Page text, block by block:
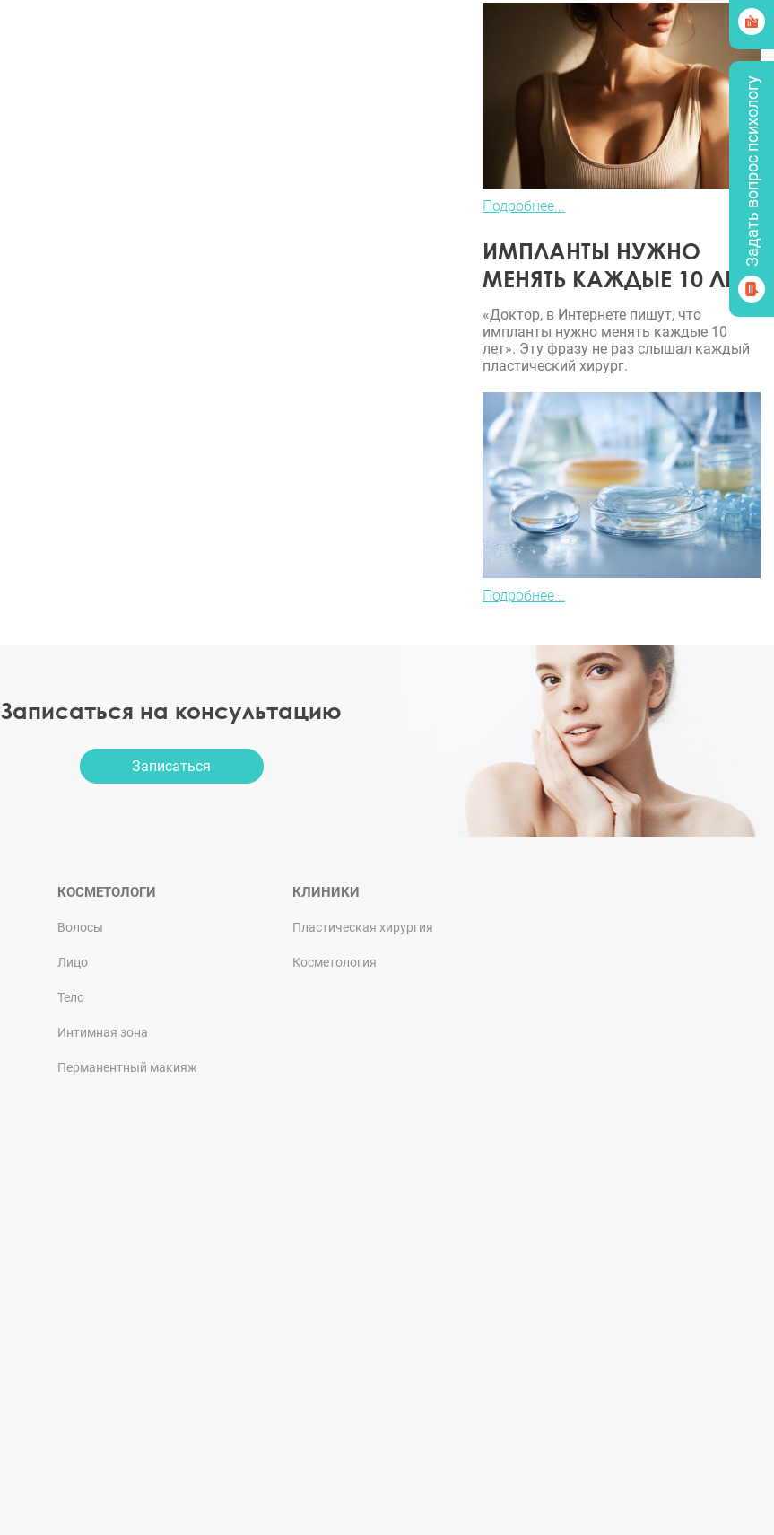
Подробнее...
ИМПЛАНТЫ НУЖНО
МЕНЯТЬ КАЖДЫЕ 10 ЛЕТ?
«Доктор, в Интернете пишут, что
импланты нужно менять каждые 10
лет». Эту фразу не раз слышал каждый
пластический хирург.
Подробнее...
Записаться на консультацию
Записаться
КОСМЕТОЛОГИ
Волосы
Лицо
Тело
Интимная зона
Перманентный макияж
КЛИНИКИ
Пластическая хирургия
Косметология
Задать вопрос психологу